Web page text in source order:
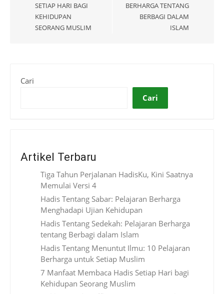
SETIAP HARI BAGI
KEHIDUPAN
SEORANG MUSLIM
BERHARGA TENTANG
BERBAGI DALAM
ISLAM
Cari
Cari
Artikel Terbaru
Tiga Tahun Perjalanan HadisKu, Kini Saatnya
Memulai Versi 4
Hadis Tentang Sabar: Pelajaran Berharga
Menghadapi Ujian Kehidupan
Hadis Tentang Sedekah: Pelajaran Berharga
tentang Berbagi dalam Islam
Hadis Tentang Menuntut Ilmu: 10 Pelajaran
Berharga untuk Setiap Muslim
7 Manfaat Membaca Hadis Setiap Hari bagi
Kehidupan Seorang Muslim